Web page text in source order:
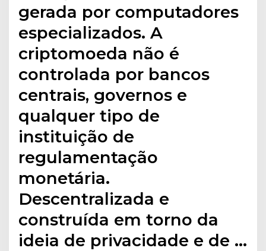
gerada por computadores
especializados. A
criptomoeda não é
controlada por bancos
centrais, governos e
qualquer tipo de
instituição de
regulamentação
monetária.
Descentralizada e
construída em torno da
ideia de privacidade e de …